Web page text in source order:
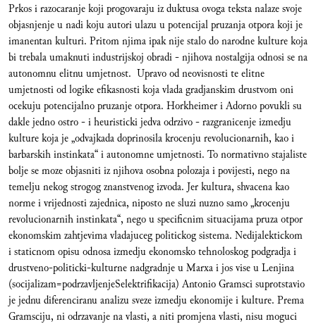
Prkos i razocaranje koji progovaraju iz duktusa ovoga teksta nalaze svoje
objasnjenje u nadi koju autori ulazu u potencijal pruzanja otpora koji je
imanentan kulturi. Pritom njima ipak nije stalo do narodne kulture koja
bi trebala umaknuti industrijskoj obradi - njihova nostalgija odnosi se na
autonomnu elitnu umjetnost. Upravo od neovisnosti te elitne
umjetnosti od logike efikasnosti koja vlada gradjanskim drustvom oni
ocekuju potencijalno pruzanje otpora. Horkheimer i Adorno povukli su
dakle jedno ostro - i heuristicki jedva odrzivo - razgranicenje izmedju
kulture koja je „odvajkada doprinosila krocenju revolucionarnih, kao i
barbarskih instinkata“ i autonomne umjetnosti. To normativno stajaliste
bolje se moze objasniti iz njihova osobna polozaja i povijesti, nego na
temelju nekog strogog znanstvenog izvoda. Jer kultura, shvacena kao
norme i vrijednosti zajednica, niposto ne sluzi nuzno samo „krocenju
revolucionarnih instinkata“, nego u specificnim situacijama pruza otpor
ekonomskim zahtjevima vladajuceg politickog sistema. Nedijalektickom
i staticnom opisu odnosa izmedju ekonomsko tehnoloskog podgradja i
drustveno-politicki-kulturne nadgradnje u Marxa i jos vise u Lenjina
(socijalizam=podrzavljenjeSelektrifikacija) Antonio Gramsci suprotstavio
je jednu diferenciranu analizu sveze izmedju ekonomije i kulture. Prema
Gramsciju, ni odrzavanje na vlasti, a niti promjena vlasti, nisu moguci